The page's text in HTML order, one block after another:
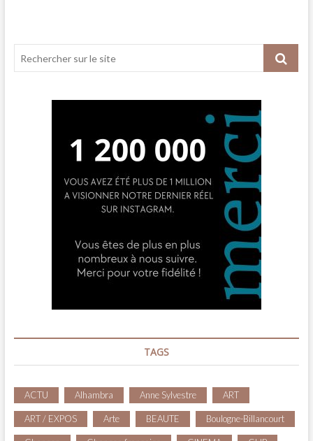
au
TAGS
ACTU Alhambra Anne Sylvestre ART
ART / EXPOS Arte BEAUTE Boulogne-Billancourt